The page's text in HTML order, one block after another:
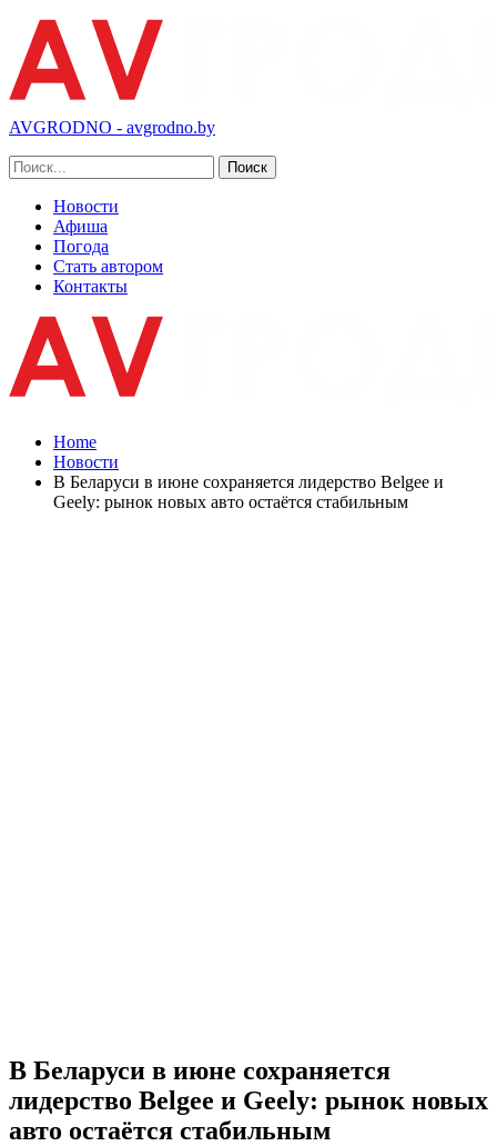
AVGRODNO - avgrodno.by
Новости
Афиша
Погода
Стать автором
Контакты
Home
Новости
В Беларуси в июне сохраняется лидерство Belgee и
Geely: рынок новых авто остаётся стабильным
В Беларуси в июне сохраняется
лидерство Belgee и Geely: рынок новых
авто остаётся стабильным